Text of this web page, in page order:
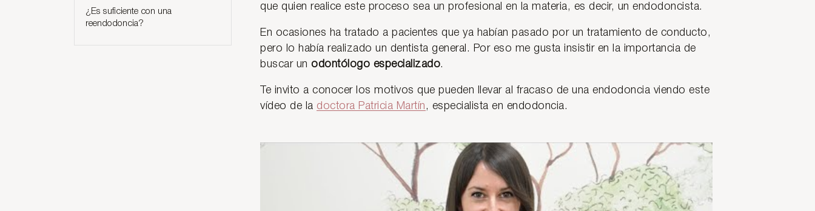
que quien realice este proceso sea un profesional en la materia, es decir, un endodoncista.
En ocasiones ha tratado a pacientes que ya habían pasado por un tratamiento de conducto,
pero lo había realizado un dentista general. Por eso me gusta insistir en la importancia de
buscar unodontólogo especializado.
Te invito a conocer los motivos que pueden llevar al fracaso de una endodoncia viendo este
vídeo de la doctora Patricia Martín, especialista en endodoncia.
¿Es suficiente con una
reendodoncia?